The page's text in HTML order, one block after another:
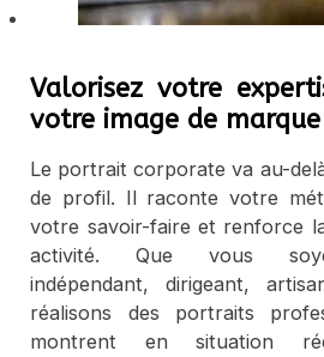
Valorisez votre
votre image de marque
Le portrait corporate va au-
de profil. Il raconte votre
votre savoir-faire et renforce
activité. Que vous
indépendant, dirigeant,
réalisons des portraits
montrent en situation